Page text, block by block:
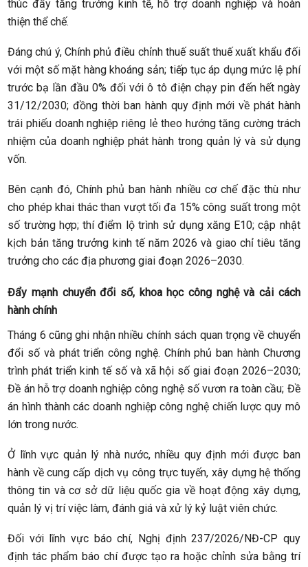
thúc đẩy tăng trưởng kinh tế, hỗ trợ doanh nghiệp và hoàn
thiện thể chế.
Đáng chú ý, Chính phủ điều chỉnh thuế suất thuế xuất khẩu đối
với một số mặt hàng khoáng sản; tiếp tục áp dụng mức lệ phí
trước bạ lần đầu 0% đối với ô tô điện chạy pin đến hết ngày
31/12/2030; đồng thời ban hành quy định mới về phát hành
trái phiếu doanh nghiệp riêng lẻ theo hướng tăng cường trách
nhiệm của doanh nghiệp phát hành trong quản lý và sử dụng
vốn.
Bên cạnh đó, Chính phủ ban hành nhiều cơ chế đặc thù như
cho phép khai thác than vượt tối đa 15% công suất trong một
số trường hợp; thí điểm lộ trình sử dụng xăng E10; cập nhật
kịch bản tăng trưởng kinh tế năm 2026 và giao chỉ tiêu tăng
trưởng cho các địa phương giai đoạn 2026–2030.
Đẩy mạnh chuyển đổi số, khoa học công nghệ và cải cách
hành chính
Tháng 6 cũng ghi nhận nhiều chính sách quan trọng về chuyển
đổi số và phát triển công nghệ. Chính phủ ban hành Chương
trình phát triển kinh tế số và xã hội số giai đoạn 2026–2030;
Đề án hỗ trợ doanh nghiệp công nghệ số vươn ra toàn cầu; Đề
án hình thành các doanh nghiệp công nghệ chiến lược quy mô
lớn trong nước.
Ở lĩnh vực quản lý nhà nước, nhiều quy định mới được ban
hành về cung cấp dịch vụ công trực tuyến, xây dựng hệ thống
thông tin và cơ sở dữ liệu quốc gia về hoạt động xây dựng,
quản lý vị trí việc làm, đánh giá và xử lý kỷ luật viên chức.
Đối với lĩnh vực báo chí, Nghị định 237/2026/NĐ-CP quy
định tác phẩm báo chí được tạo ra hoặc chỉnh sửa bằng trí